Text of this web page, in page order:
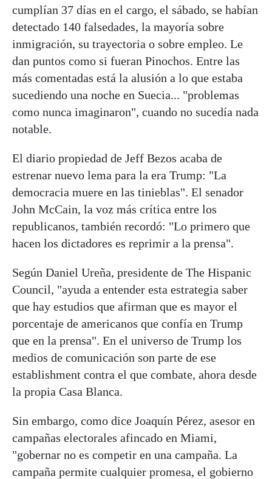
cumplían 37 días en el cargo, el sábado, se habían
detectado 140 falsedades, la mayoría sobre
inmigración, su trayectoria o sobre empleo. Le
dan puntos como si fueran Pinochos. Entre las
más comentadas está la alusión a lo que estaba
sucediendo una noche en Suecia... "problemas
como nunca imaginaron", cuando no sucedía nada
notable.
El diario propiedad de Jeff Bezos acaba de
estrenar nuevo lema para la era Trump: "La
democracia muere en las tinieblas". El senador
John McCain, la voz más crítica entre los
republicanos, también recordó: "Lo primero que
hacen los dictadores es reprimir a la prensa".
Según Daniel Ureña, presidente de The Hispanic
Council, "ayuda a entender esta estrategia saber
que hay estudios que afirman que es mayor el
porcentaje de americanos que confía en Trump
que en la prensa". En el universo de Trump los
medios de comunicación son parte de ese
establishment contra el que combate, ahora desde
la propia Casa Blanca.
Sin embargo, como dice Joaquín Pérez, asesor en
campañas electorales afincado en Miami,
"gobernar no es competir en una campaña. La
campaña permite cualquier promesa, el gobierno